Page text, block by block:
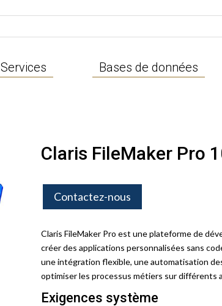
Services Bases de données
Claris FileMaker Pro
Contactez-nous
Claris FileMaker Pro est une plateforme de
créer des applications personnalisées sans
une intégration flexible, une automatisation
optimiser les processus métiers sur différents
Exigences système